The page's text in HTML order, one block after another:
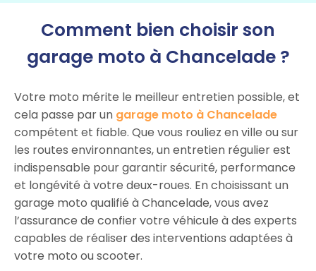
Comment bien choisir son
garage moto à Chancelade ?
Votre moto mérite le meilleur entretien possible, et
cela passe par un garage moto à Chancelade
compétent et fiable. Que vous rouliez en ville ou sur
les routes environnantes, un entretien régulier est
indispensable pour garantir sécurité, performance
et longévité à votre deux-roues. En choisissant un
garage moto qualifié à Chancelade, vous avez
l’assurance de confier votre véhicule à des experts
capables de réaliser des interventions adaptées à
votre moto ou scooter.